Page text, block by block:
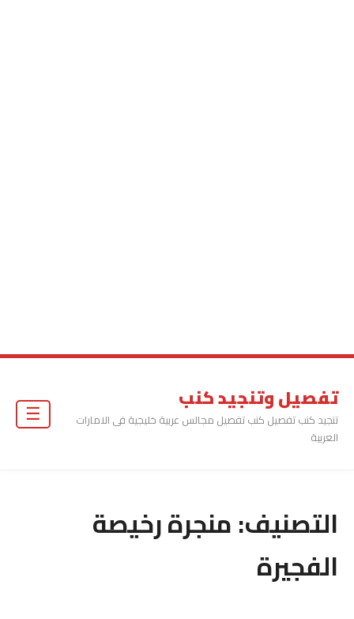
تفصيل وتنجيد كنب
تنجيد كنب تفصيل كنب تفصيل مجالس عربية خليجية فى الامارات
العربية
التصنيف:منجرة رخيصة
الفجيرة